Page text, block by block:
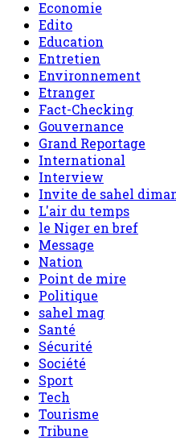
Economie
Edito
Education
Entretien
Environnement
Etranger
Fact-Checking
Gouvernance
Grand Reportage
International
Interview
Invite de sahel
L'air du temps
le Niger en bref
Message
Nation
Point de mire
Politique
sahel mag
Santé
Sécurité
Société
Sport
Tech
Tourisme
Tribune